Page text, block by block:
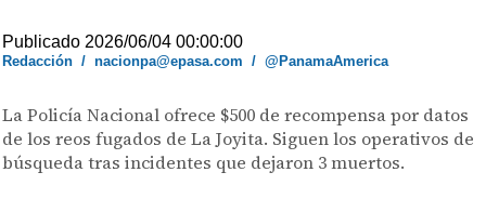
Publicado 2026/06/04 00:00:00
Redacción /nacionpa@epasa.com /@PanamaAmerica
La Policía Nacional ofrece $500 de recompensa por datos
de los reos fugados de La Joyita. Siguen los operativos de
búsqueda tras incidentes que dejaron 3 muertos.